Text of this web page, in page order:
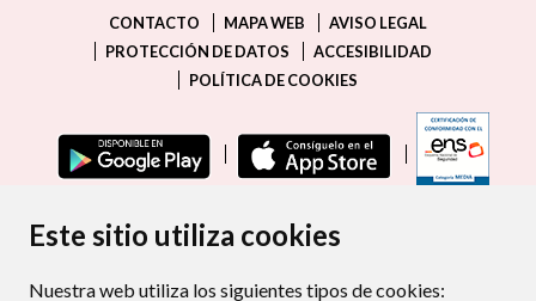
Este sitio utiliza cookies
Nuestra web utiliza los siguientes tipos de cookies:
CONTACTO MAPA WEB
AVISO LEGAL
PROTECCIÓN DE DATOS
ACCESIBILIDAD
POLÍTICA DE COOKIES